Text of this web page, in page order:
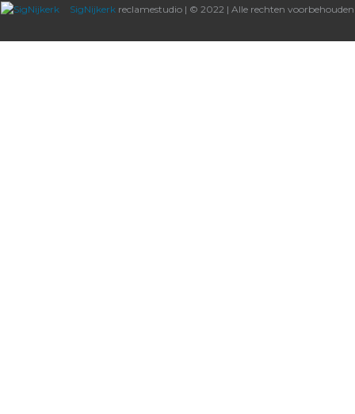
SigNijkerk reclamestudio | © 2022 | Alle rechten voorbehouden